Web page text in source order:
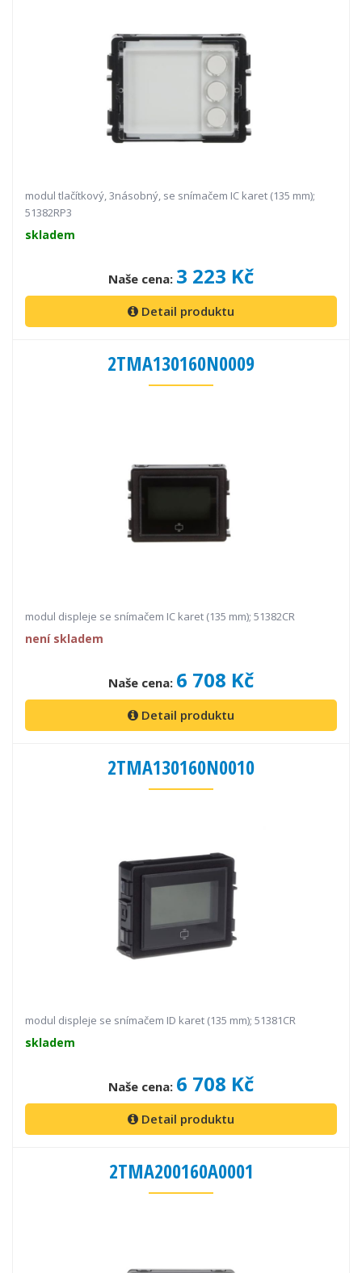
modul tlačítkový, 3násobný, se snímačem IC karet (135 mm);
51382RP3
skladem
Naše cena: 3 223 Kč
Detail produktu
2TMA130160N0009
modul displeje se snímačem IC karet (135 mm); 51382CR
není skladem
Naše cena: 6 708 Kč
Detail produktu
2TMA130160N0010
modul displeje se snímačem ID karet (135 mm); 51381CR
skladem
Naše cena: 6 708 Kč
Detail produktu
2TMA200160A0001